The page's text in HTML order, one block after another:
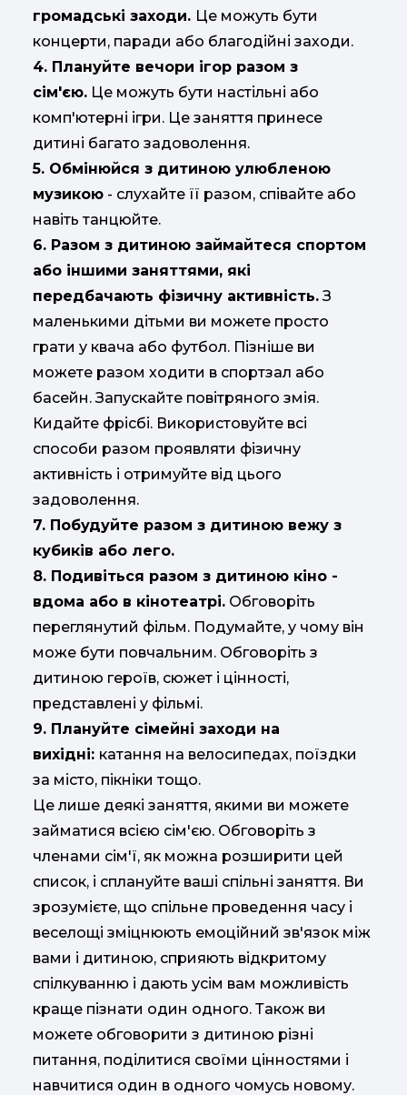
громадські заходи. Це можуть бути
концерти, паради або благодійні заходи.
4. Плануйте вечори ігор разом з
сім'єю. Це можуть бути настільні або
комп'ютерні ігри. Це заняття принесе
дитині багато задоволення.
5. Обмінюйся з дитиною улюбленою
музикою - слухайте її разом, співайте або
навіть танцюйте.
6. Разом з дитиною займайтеся спортом
або іншими заняттями, які
передбачають фізичну активність.З
маленькими дітьми ви можете просто
грати у квача або футбол. Пізніше ви
можете разом ходити в спортзал або
басейн. Запускайте повітряного змія.
Кидайте фрісбі. Використовуйте всі
способи разом проявляти фізичну
активність і отримуйте від цього
задоволення.
7. Побудуйте разом з дитиною вежу з
кубиків або лего.
8. Подивіться разом з дитиною кіно -
вдома або в кінотеатрі. Обговоріть
переглянутий фільм. Подумайте, у чому він
може бути повчальним. Обговоріть з
дитиною героїв, сюжет і цінності,
представлені у фільмі.
9. Плануйте сімейні заходи на
вихідні: катання на велосипедах, поїздки
за місто, пікніки тощо.
Це лише деякі заняття, якими ви можете
займатися всією сім'єю. Обговоріть з
членами сім'ї, як можна розширити цей
список, і сплануйте ваші спільні заняття. Ви
зрозумієте, що спільне проведення часу і
веселощі зміцнюють емоційний зв'язок між
вами і дитиною, сприяють відкритому
спілкуванню і дають усім вам можливість
краще пізнати один одного. Також ви
можете обговорити з дитиною різні
питання, поділитися своїми цінностями і
навчитися один в одного чомусь новому.